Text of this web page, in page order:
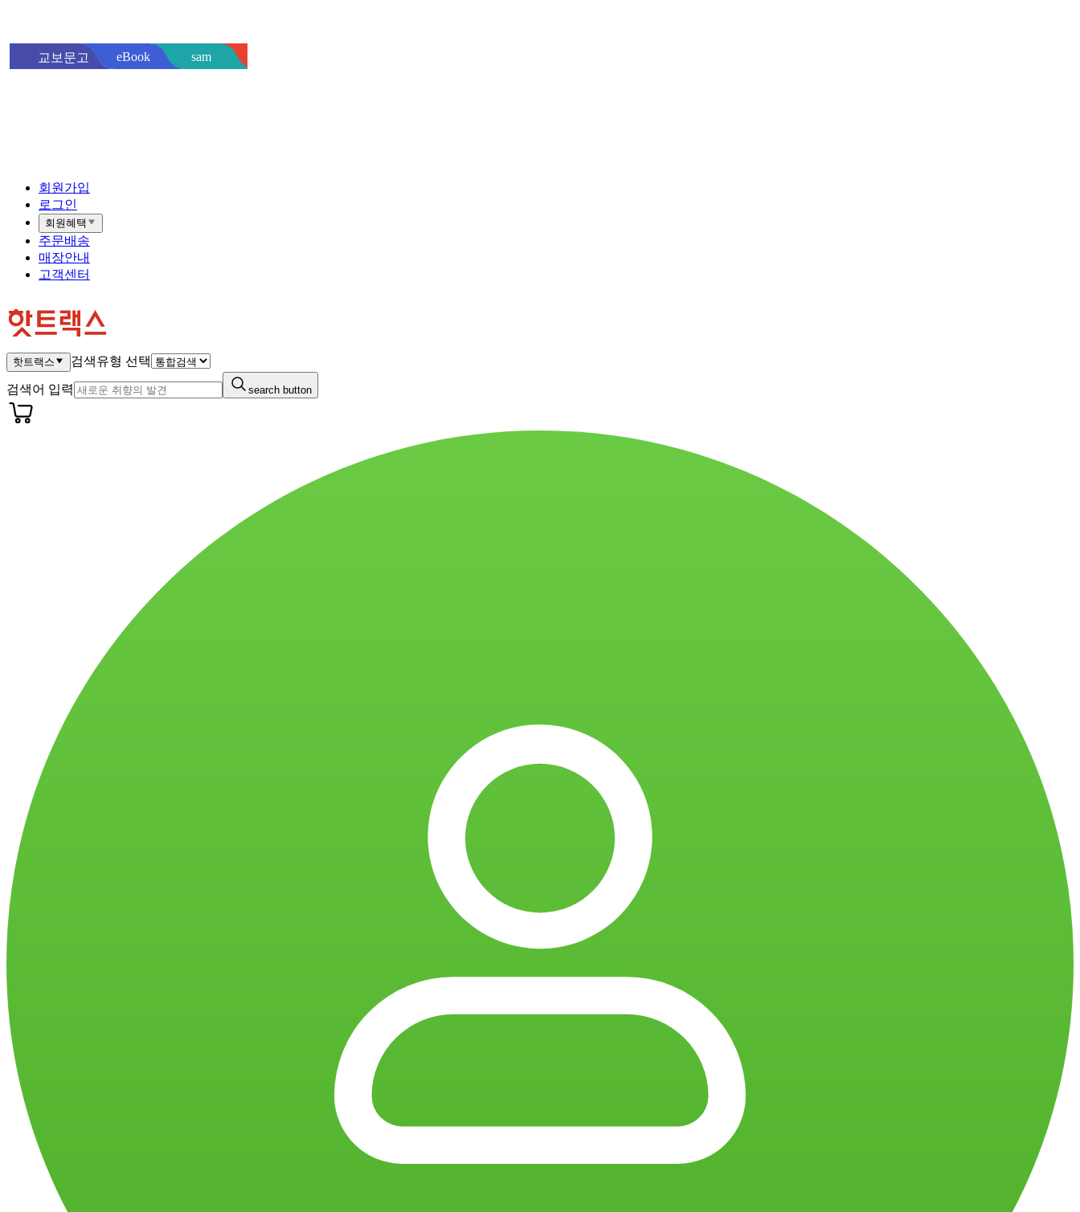
교보문고 eBook sam
회원가입
로그인
회원혜택
주문배송
매장안내
고객센터
핫트랙스 검색유형 선택
검색어 입력 search button